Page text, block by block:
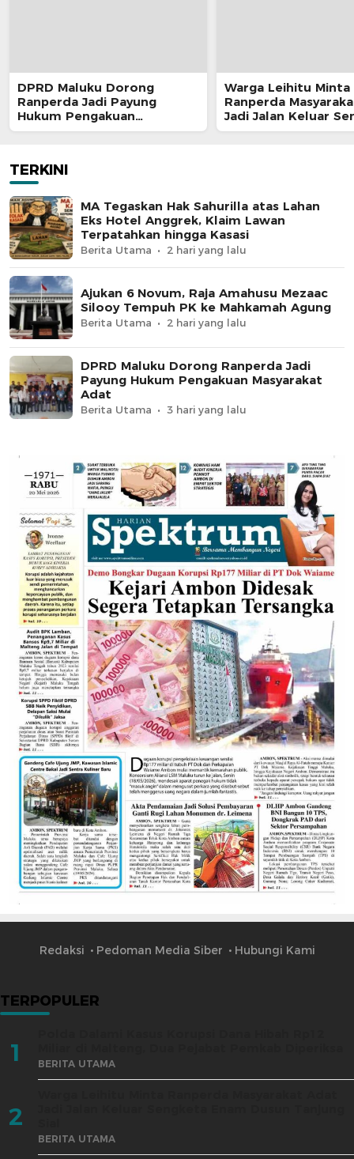
DPRD Maluku Dorong
Ranperda Jadi Payung
Hukum Pengakuan
Masyarakat Adat
Warga Leihitu Minta
Ranperda
Jadi Jalan Keluar
Enam Dusun
TERKINI
MA Tegaskan Hak Sahurilla atas Lahan
Eks Hotel Anggrek, Klaim Lawan
Terpatahkan hingga Kasasi
Berita Utama 2 hari yang lalu
Ajukan 6 Novum, Raja Amahusu Mezaac
Silooy Tempuh PK ke Mahkamah Agung
Berita Utama 2 hari yang lalu
DPRD Maluku Dorong Ranperda Jadi
Payung Hukum Pengakuan Masyarakat
Adat
Berita Utama 3 hari yang lalu
Redaksi Pedoman Media Siber Hubungi Kami
TERPOPULER
1 BERITA UTAMA
2
BERITA UTAMA